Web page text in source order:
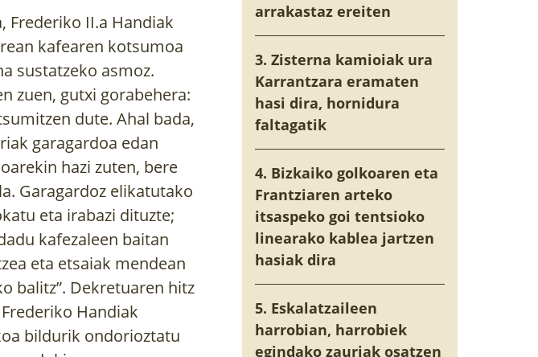
Frederiko II.a Handiak
kafearen kotsumoa
sustatzeko asmoz.
zuen, gutxi gorabehera:
dute. Ahal bada,
garagardoa edan
hazi zuten, bere
Garagardoz elikatutako
eta irabazi dituzte;
kafezaleen baitan
eta etsaiak mendean
balitz”. Dekretuaren hitz
Handiak
bildurik ondorioztatu
arrakastaz ereiten
3. Zisterna kamioiak ura
Karrantzara eramaten
hasi dira, hornidura
faltagatik
4. Bizkaiko golkoaren eta
Frantziaren arteko
itsaspeko goi tentsioko
linearako kablea jartzen
hasiak dira
5. Eskalatzaileen
harrobian, harrobiek
egindako zauriak osatzen